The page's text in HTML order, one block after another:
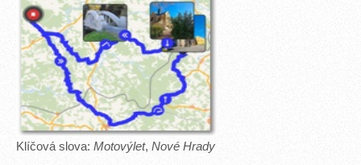
Klíčová slova: Motovýlet, Nové Hrady